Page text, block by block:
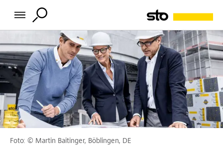
Foto: © Martin Baitinger, Böblingen, DE